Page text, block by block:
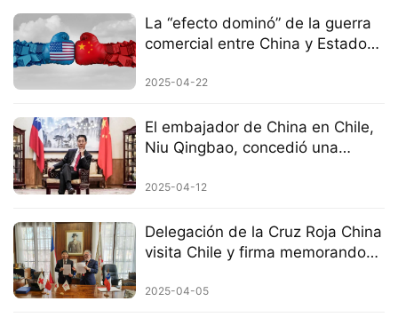
La “efecto dominó” de la guerra
comercial entre China y Estados
significativo en la economía de
2025-04-22
El embajador de China en Chile,
Niu Qingbao, concedió una
Tres”
2025-04-12
Delegación de la Cruz Roja China
visita Chile y firma memorando
2025-04-05